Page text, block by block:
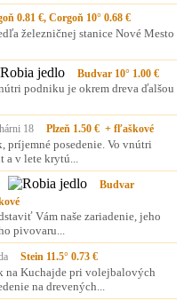
0.81 €, Corgoň 10° 0.68 €
železničnej stanice Nové Mesto
Budvar 10° 1.00 €
podniku je okrem dreva ďalšou
18 Plzeň 1.50 € + fľaškové
príjemné posedenie. Vo vnútri
a v lete krytú...
Budvar
Vám naše zariadenie, jeho
pivovaru...
Stein 11.5° 0.73 €
na Kuchajde pri volejbalových
na drevených...